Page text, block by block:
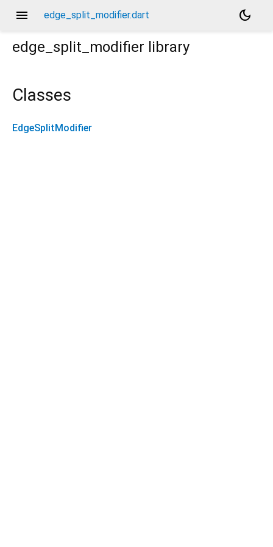
menu edge_split_modifier.dart
dark_mode
edge_split_modifier library
Classes
EdgeSplitModifier